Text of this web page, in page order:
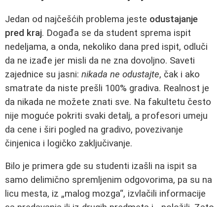
Jedan od najčešćih problema jeste odustajanje
pred kraj. Događa se da student sprema ispit
nedeljama, a onda, nekoliko dana pred ispit, odluči
da ne izađe jer misli da ne zna dovoljno. Saveti
zajednice su jasni: nikada ne odustajte, čak i ako
smatrate da niste prešli 100% gradiva. Realnost je
da nikada ne možete znati sve. Na fakultetu često
nije moguće pokriti svaki detalj, a profesori umeju
da cene i širi pogled na gradivo, povezivanje
činjenica i logičko zaključivanje.
Bilo je primera gde su studenti izašli na ispit sa
samo delimično spremljenim odgovorima, pa su na
licu mesta, iz „malog mozga“, izvlačili informacije